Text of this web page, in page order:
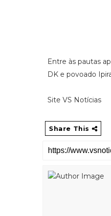
Entre às pautas
DK e povoado
Site VS Notícias
Share This